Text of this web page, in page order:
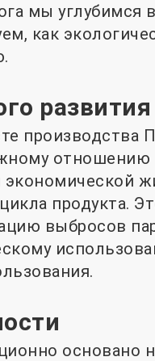
мы углубимся
как
производства
отношению
продукта.
выбросов
основано